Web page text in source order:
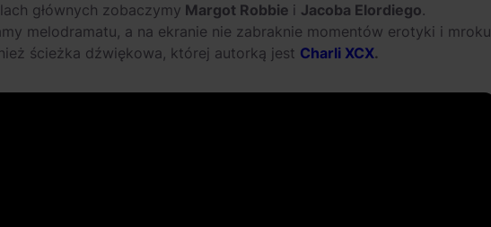
głównych zobaczymy Margot Robbie i Jacoba Elordiego.
melodramatu, a na ekranie nie zabraknie momentów erotyki i
ścieżka dźwiękowa, której autorką jest Charli XCX.